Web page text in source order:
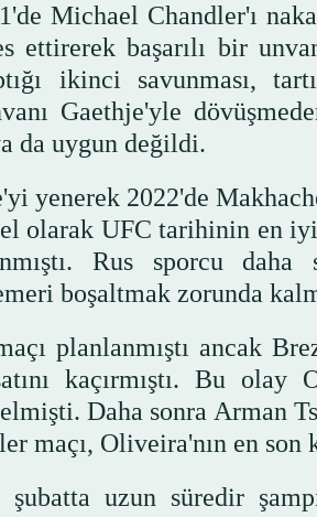
Michael Chandler'ı
ettirerek başarılı bir
ikinci savunması,
Gaethje'yle
da uygun değildi.
yenerek 2022'de
olarak UFC tarihinin en iyi
Rus sporcu daha
boşaltmak zorunda
planlanmıştı ancak
kaçırmıştı. Bu
Daha sonra Arman
maçı, Oliveira'nın en son
şubatta uzun süredir